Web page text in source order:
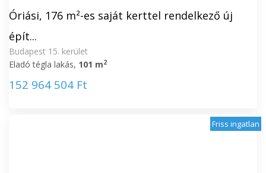
Óriási, 176 m²-es saját kerttel rendelkező új
épít...
Budapest 15. kerület
Eladó tégla lakás, 101 m2
152 964 504 Ft
Friss ingatlan